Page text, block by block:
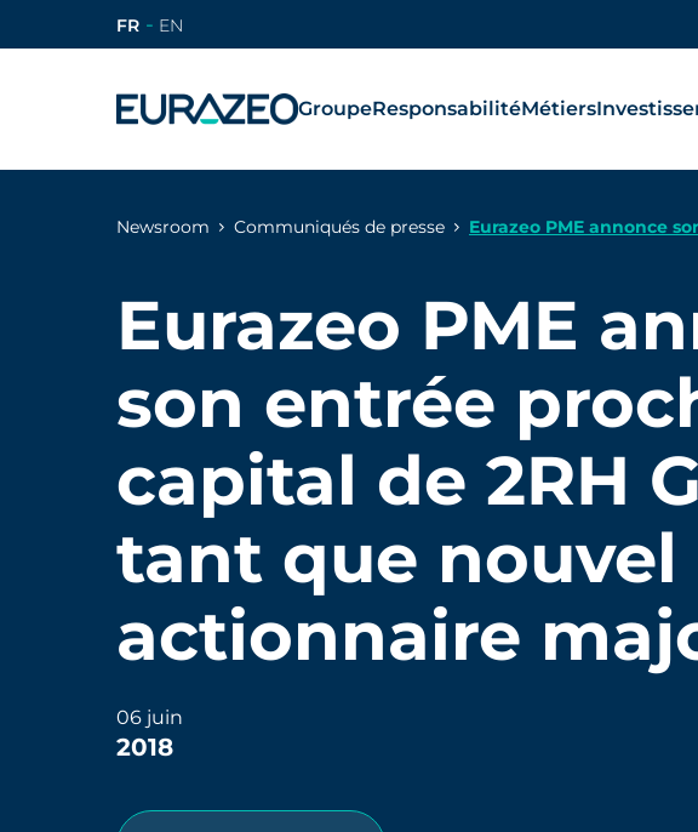
FR EN
GroupeResponsabilitéMétiers
Newsroom Communiqués de presse Eurazeo PME annonce
Eurazeo PME
son entrée
capital de 2RH
tant que nouvel
actionnaire
06 juin
2018